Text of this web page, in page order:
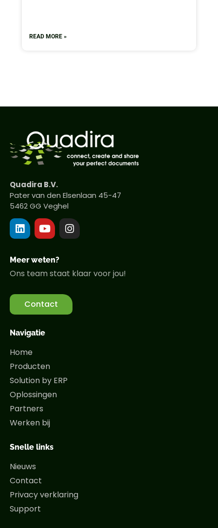
READ MORE »
Quadira B.V.
Pater van den Elsenlaan 45-47
5462 GG Veghel
Meer weten?
Ons team staat klaar voor jou!
Contact
Navigatie
Home
Producten
Solution by ERP
Oplossingen
Partners
Werken bij
Snelle links
Nieuws
Contact
Privacy verklaring
Support